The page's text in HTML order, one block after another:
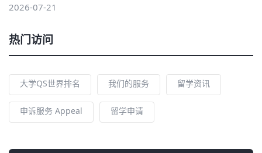
2026-07-21
热门访问
大学QS世界排名 我们的服务 留学资讯
申诉服务 Appeal 留学申请